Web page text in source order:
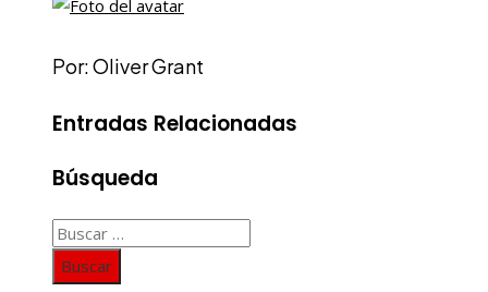
Por: Oliver Grant
Entradas Relacionadas
Búsqueda
Buscar: